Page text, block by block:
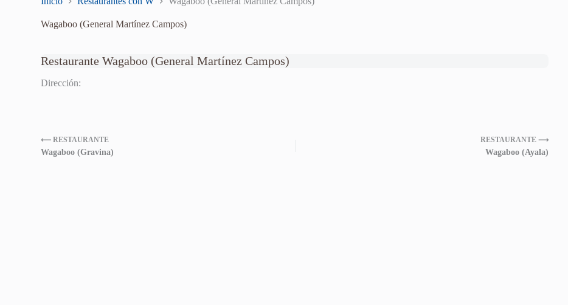
Wagaboo (General Martínez Campos)
Restaurante Wagaboo (General Martínez Campos)
Dirección:
⟵ RESTAURANTE
Wagaboo (Gravina)
RESTAURANTE ⟶
Wagaboo (Ayala)